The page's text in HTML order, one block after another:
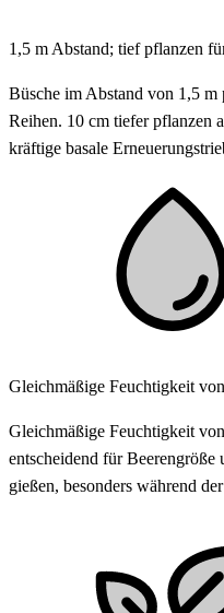
1,5 m Abstand; tief pflanzen
Büsche im Abstand von 1,5
Reihen. 10 cm tiefer pflanzen
kräftige basale
Gleichmäßige Feuchtigkeit
Gleichmäßige Feuchtigkeit
entscheidend für
gießen, besonders während